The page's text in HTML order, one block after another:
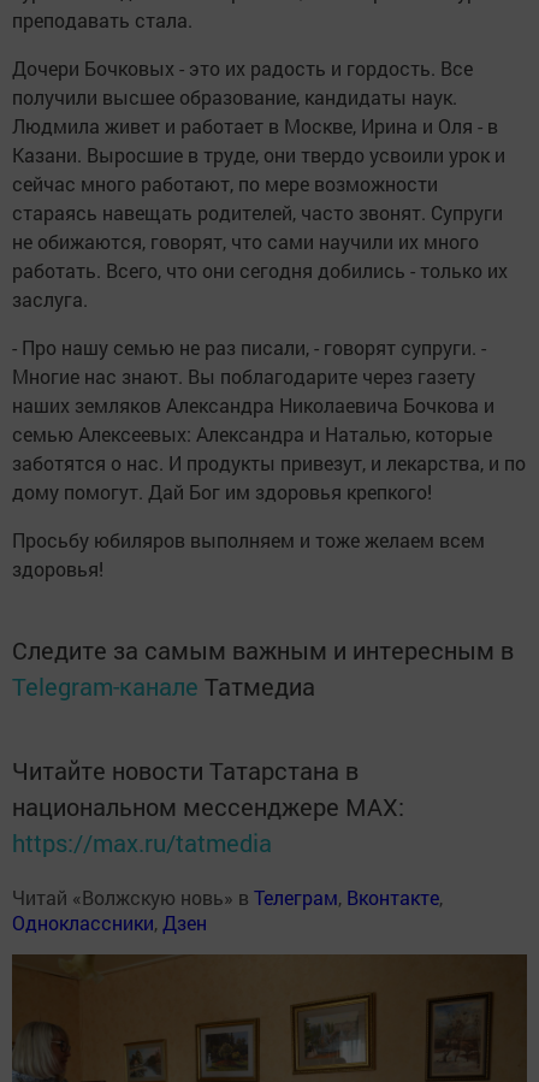
преподавать стала.
Дочери Бочковых - это их радость и гордость. Все
получили высшее образование, кандидаты наук.
Людмила живет и работает в Москве, Ирина и Оля - в
Казани. Выросшие в труде, они твердо усвоили урок и
сейчас много работают, по мере возможности
стараясь навещать родителей, часто звонят. Супруги
не обижаются, говорят, что сами научили их много
работать. Всего, что они сегодня добились - только их
заслуга.
- Про нашу семью не раз писали, - говорят супруги. -
Многие нас знают. Вы поблагодарите через газету
наших земляков Александра Николаевича Бочкова и
семью Алексеевых: Александра и Наталью, которые
заботятся о нас. И продукты привезут, и лекарства, и по
дому помогут. Дай Бог им здоровья крепкого!
Просьбу юбиляров выполняем и тоже желаем всем
здоровья!
Следите за самым важным и интересным в
Telegram-канале Татмедиа
Читайте новости Татарстана в
национальном мессенджере MАХ:
https://max.ru/tatmedia
Читай «Волжскую новь» в Телеграм, Вконтакте,
Одноклассники, Дзен